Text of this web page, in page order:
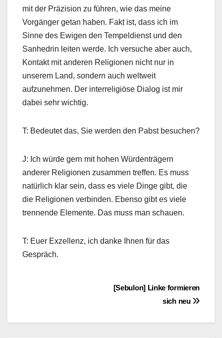
mit der Präzision zu führen, wie das meine
Vorgänger getan haben. Fakt ist, dass ich im
Sinne des Ewigen den Tempeldienst und den
Sanhedrin leiten werde. Ich versuche aber auch,
Kontakt mit anderen Religionen nicht nur in
unserem Land, sondern auch weltweit
aufzunehmen. Der interreligiöse Dialog ist mir
dabei sehr wichtig.
T: Bedeutet das, Sie werden den Pabst besuchen?
J: Ich würde gern mit hohen Würdenträgern
anderer Religionen zusammen treffen. Es muss
natürlich klar sein, dass es viele Dinge gibt, die
die Religionen verbinden. Ebenso gibt es viele
trennende Elemente. Das muss man schauen.
T: Euer Exzellenz, ich danke Ihnen für das
Gespräch.
Beitragsnavigation
[Sebulon] Linke formieren
sich neu